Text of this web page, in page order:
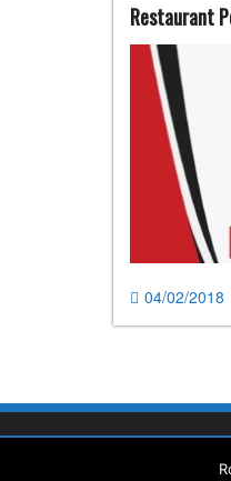
Restaurant
04/02/2018
© Români în